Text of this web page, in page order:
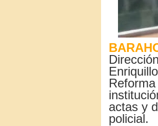
actas y
policial.